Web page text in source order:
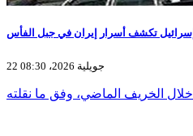
إسرائيل تكشف أسرار إيران في جبل الفأس
22 جويلية 2026، 08:30